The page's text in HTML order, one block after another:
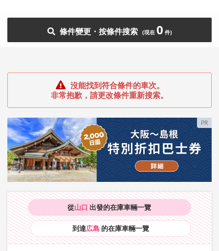
條件變更・按條件搜索 0
沒能找到符合條件的車次。
非常抱歉，請更改條件重新搜索。
PR
從山口 出發的在庫車輛一覽
到達広島 的在庫車輛一覽